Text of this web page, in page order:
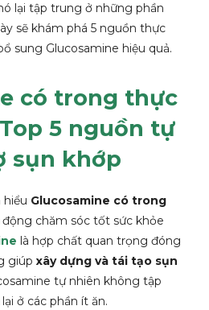
lại tập trung ở những phần
sẽ khám phá 5 nguồn thực
sung Glucosamine hiệu quả.
có trong thực
5 nguồn tự
sụn khớp
Glucosamine có trong
động chăm sóc tốt sức khỏe
là hợp chất quan trọng đóng
giúp xây dựng và tái tạo sụn
tự nhiên không tập
ở các phần ít ăn.